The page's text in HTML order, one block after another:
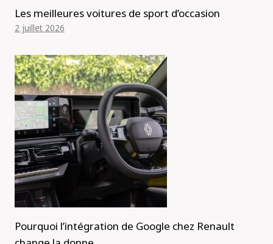
Les meilleures voitures de sport d’occasion
2 juillet 2026
Pourquoi l’intégration de Google chez Renault